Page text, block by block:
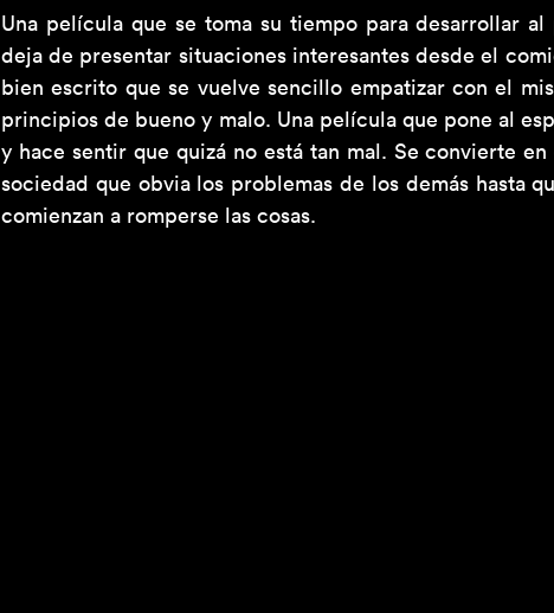
Una película que se toma su tiempo para desarrollar
deja de presentar situaciones interesantes desde el
bien escrito que se vuelve sencillo empatizar con el
principios de bueno y malo. Una película que pone al
y hace sentir que quizá no está tan mal. Se convierte
sociedad que obvia los problemas de los demás hasta
comienzan a romperse las cosas.